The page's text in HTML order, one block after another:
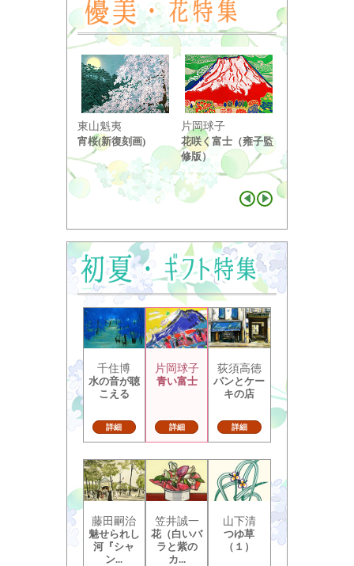
東山魁夷
宵桜(新復刻画)
片岡球子
花咲く富士（雍子監
修版）
千住博
水の音が聴
こえる
詳細
片岡球子
青い富士
詳細
荻須高徳
パンとケー
キの店
詳細
藤田嗣治
魅せられし
河『シャ
ン...
笠井誠一
花（白いバ
ラと紫の
カ...
山下清
つゆ草
（１）